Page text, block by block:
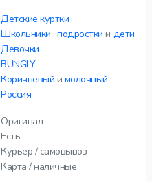
Детские куртки
Школьники ,подростки и дети
Девочки
BUNGLY
Коричневый и молочный
Россия
Оригинал
Есть
Курьер / самовывоз
Карта / наличные